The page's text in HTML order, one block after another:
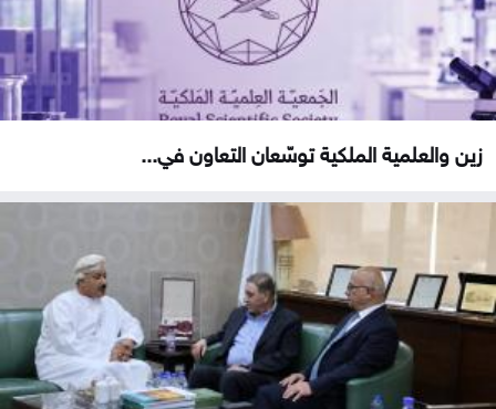
زين والعلمية الملكية توسّعان التعاون في...